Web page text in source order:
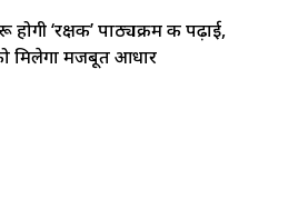
‘रक्षक’ पाठ्यक्रम की पढ़ाई,
मिलेगा मजबूत आधार